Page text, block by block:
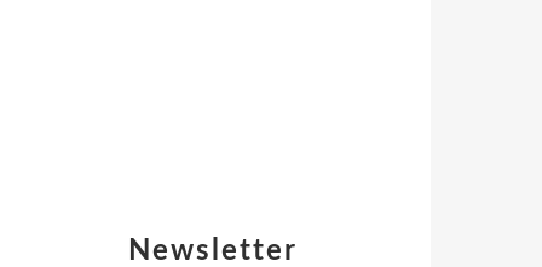
Newsletter